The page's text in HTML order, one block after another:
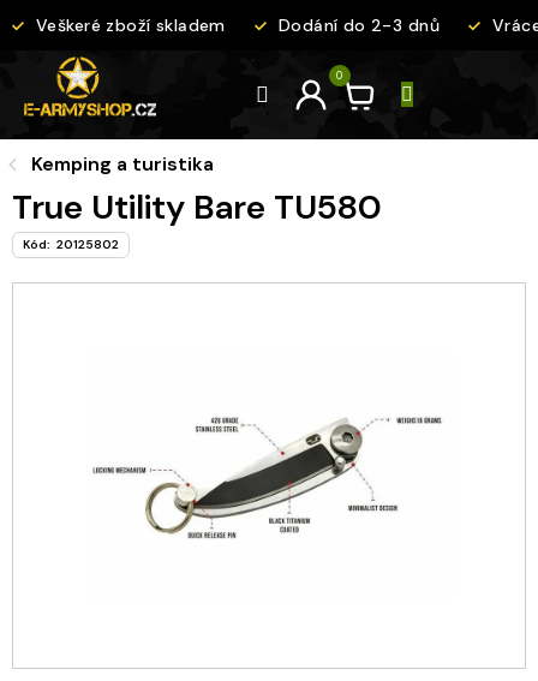
na
Veškeré zboží skladem Dodání do 2-3 dnů
Kemping a turistika
True Utility Bare TU580
Kód: 20125802